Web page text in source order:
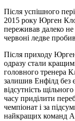
Після успішного
2015 року Юрген
переживав далеко не
червоні ледве
Після приходу
одразу стали
головного тренера
залишив Енфілд без
відсутність
часу приділити
чемпіонат і за
найкращих команд